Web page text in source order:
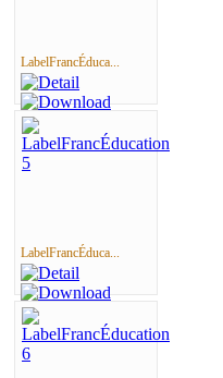
LabelFrancÉduca...
LabelFrancÉduca...